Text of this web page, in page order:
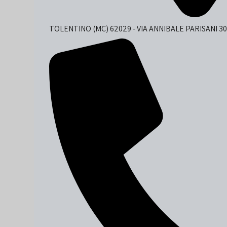
TOLENTINO (MC) 62029 - VIA ANNIBALE PARISANI